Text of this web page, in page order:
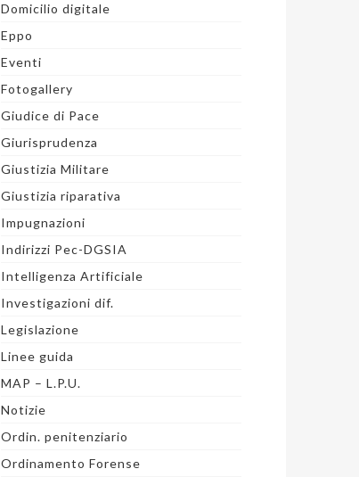
Domicilio digitale
Eppo
Eventi
Fotogallery
Giudice di Pace
Giurisprudenza
Giustizia Militare
Giustizia riparativa
Impugnazioni
Indirizzi Pec-DGSIA
Intelligenza Artificiale
Investigazioni dif.
Legislazione
Linee guida
MAP – L.P.U.
Notizie
Ordin. penitenziario
Ordinamento Forense